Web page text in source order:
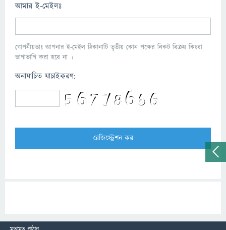
আমার ই-মেইলঃ
গোপনীয়তাঃ আপনার ই-মেইল ঠিকানাটি তৃতীয় কোন পক্ষের নিকট বিক্রয় কিংবা
ভাগাভাগি করা হবে না ।
অনাযাচিত যাচাইকরণ: